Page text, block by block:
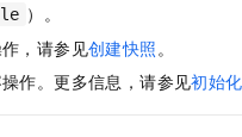
）。
，请参见创建快照。
作。更多信息，请参见初始
10分钟微调：让0.6B模型媲美235B模型
用1%尺寸在特定领域达到大模型90%以上效果
多模态数据信息提取